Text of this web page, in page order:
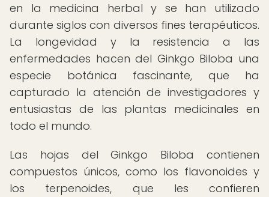
en la medicina herbal y se han utilizado
durante siglos con diversos fines terapéuticos.
La longevidad y la resistencia a las
enfermedades hacen del Ginkgo Biloba una
especie botánica fascinante, que ha
capturado la atención de investigadores y
entusiastas de las plantas medicinales en
todo el mundo.
Las hojas del Ginkgo Biloba contienen
compuestos únicos, como los flavonoides y
los terpenoides, que les confieren